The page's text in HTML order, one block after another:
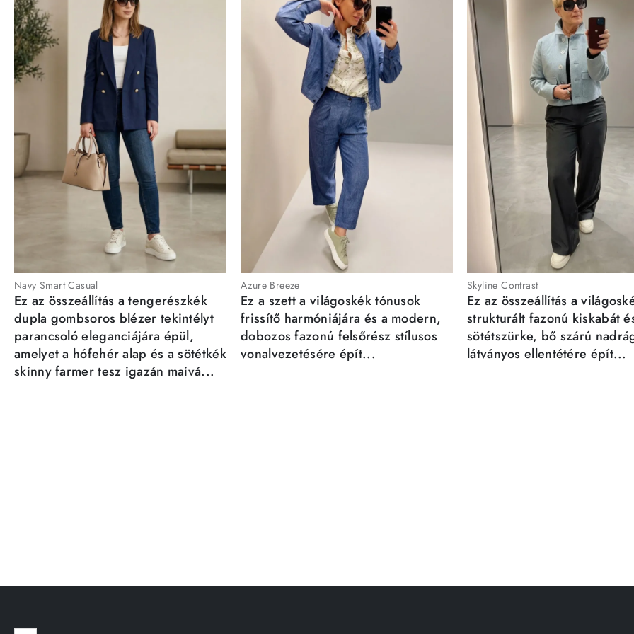
Navy Smart Casual
Ez az összeállítás a tengerészkék
dupla gombsoros blézer tekintélyt
parancsoló eleganciájára épül,
amelyet a hófehér alap és a sötétkék
skinny farmer tesz igazán maivá...
Azure Breeze
Ez a szett a világoskék tónusok
frissítő harmóniájára és a modern,
dobozos fazonú felsőrész stílusos
vonalvezetésére épít...
Skyline Contrast
Ez az összeállítás a
strukturált fazonú kiskabát
sötétszürke, bő szárú
látványos ellentétére épít...